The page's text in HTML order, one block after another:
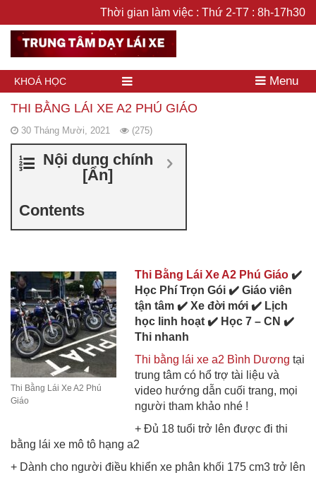
Thời gian làm việc : Thứ 2-T7 : 8h-17h30
KHOÁ HỌC Menu
THI BẰNG LÁI XE A2 PHÚ GIÁO
30 Tháng Mười, 2021 (275)
Nội dung chính
[Ẩn]
Contents
Thi Bằng Lái Xe A2 Phú
Giáo
Thi Bằng Lái Xe A2 Phú Giáo✔️
Học Phí Trọn Gói ✔️ Giáo viên
tận tâm ✔️ Xe đời mới ✔️ Lịch
học linh hoạt ✔️ Học 7 – CN ✔️
Thi nhanh
Thi bằng lái xe a2 Bình Dương tại
trung tâm có hổ trợ tài liệu và
video hướng dẫn cuối trang, mọi
người tham khảo nhé !
+ Đủ 18 tuổi trở lên được đi thi
bằng lái xe mô tô hạng a2
+ Dành cho người điều khiển xe phân khối 175 cm3 trở lên